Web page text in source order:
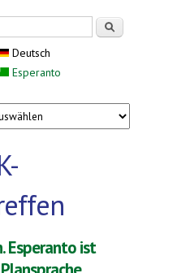
Deutsch
Esperanto
Esperanto ist